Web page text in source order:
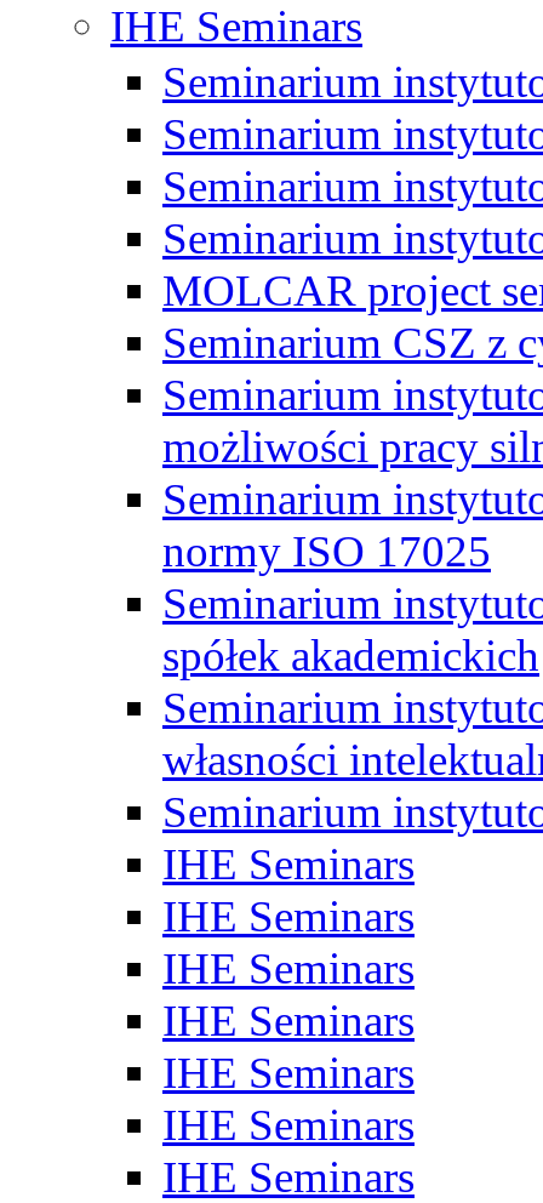
IHE Seminars
Seminarium
Seminarium
Seminarium
Seminarium
MOLCAR project
Seminarium CSZ z
Seminarium
możliwości pracy
Seminarium
normy ISO 17025
Seminarium
spółek akademickich
Seminarium
własności
Seminarium
IHE Seminars
IHE Seminars
IHE Seminars
IHE Seminars
IHE Seminars
IHE Seminars
IHE Seminars